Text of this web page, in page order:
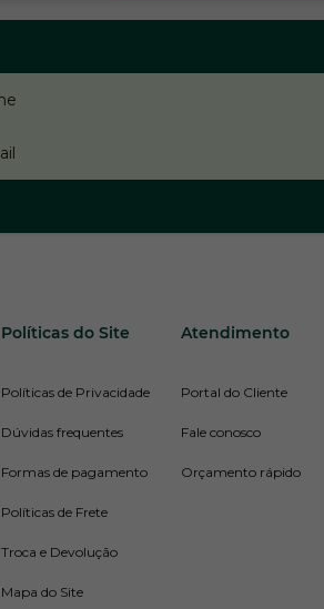
Políticas do Site
Políticas de Privacidade
Dúvidas frequentes
Formas de pagamento
Políticas de Frete
Troca e Devolução
Mapa do Site
Atendimento
Portal do Cliente
Fale conosco
Orçamento rápido